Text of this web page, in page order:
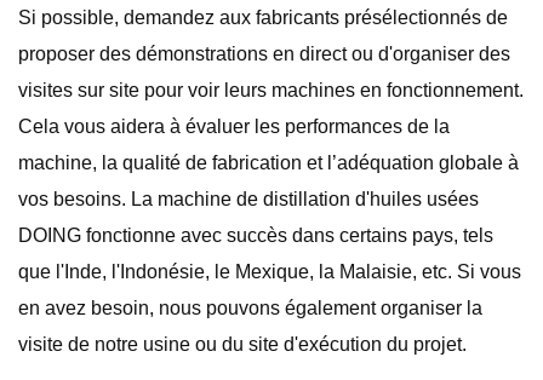
Si possible, demandez aux fabricants présélectionnés de
proposer des démonstrations en direct ou d'organiser des
visites sur site pour voir leurs machines en fonctionnement.
Cela vous aidera à évaluer les performances de la
machine, la qualité de fabrication et l’adéquation globale à
vos besoins. La machine de distillation d'huiles usées
DOING fonctionne avec succès dans certains pays, tels
que l'Inde, l'Indonésie, le Mexique, la Malaisie, etc. Si vous
en avez besoin, nous pouvons également organiser la
visite de notre usine ou du site d'exécution du projet.